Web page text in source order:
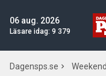
06 aug. 2026
Läsare idag: 9 379
Dagensps.se Weekend